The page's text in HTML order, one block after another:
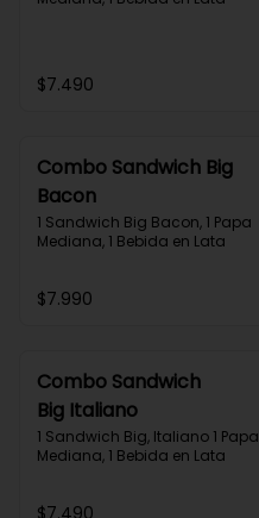
$7.490
Combo Sandwich Big
Bacon
1 Sandwich Big Bacon, 1 Papa
Mediana, 1 Bebida en Lata
$7.990
Combo Sandwich
Big Italiano
1 Sandwich Big, Italiano 1 Papa
Mediana, 1 Bebida en Lata
$7.490